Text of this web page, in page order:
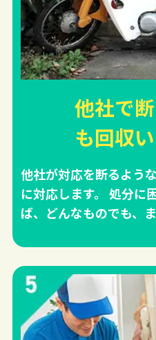
他社で
も回収
他社が対応を断るよう
に対応します。 処分に
ば、どんなものでも、